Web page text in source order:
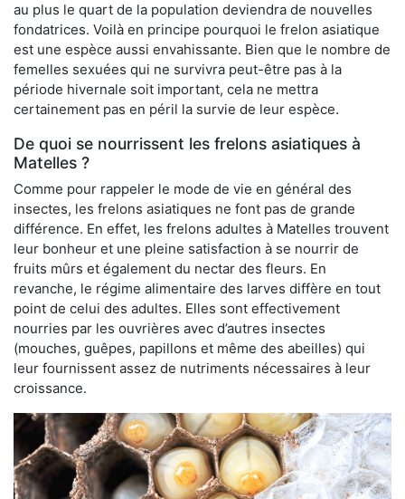
au plus le quart de la population deviendra de nouvelles
fondatrices. Voilà en principe pourquoi le frelon asiatique
est une espèce aussi envahissante. Bien que le nombre de
femelles sexuées qui ne survivra peut-être pas à la
période hivernale soit important, cela ne mettra
certainement pas en péril la survie de leur espèce.
De quoi se nourrissent les frelons asiatiques à
Matelles ?
Comme pour rappeler le mode de vie en général des
insectes, les frelons asiatiques ne font pas de grande
différence. En effet, les frelons adultes à Matelles trouvent
leur bonheur et une pleine satisfaction à se nourrir de
fruits mûrs et également du nectar des fleurs. En
revanche, le régime alimentaire des larves diffère en tout
point de celui des adultes. Elles sont effectivement
nourries par les ouvrières avec d’autres insectes
(mouches, guêpes, papillons et même des abeilles) qui
leur fournissent assez de nutriments nécessaires à leur
croissance.